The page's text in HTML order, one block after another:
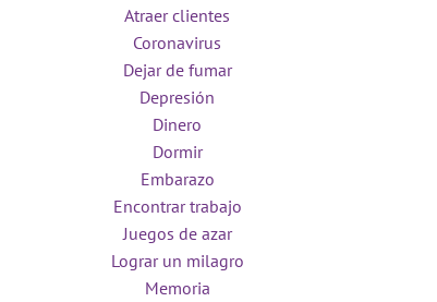
Atraer clientes
Coronavirus
Dejar de fumar
Depresión
Dinero
Dormir
Embarazo
Encontrar trabajo
Juegos de azar
Lograr un milagro
Memoria